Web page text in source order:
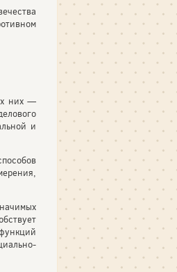
них —
и